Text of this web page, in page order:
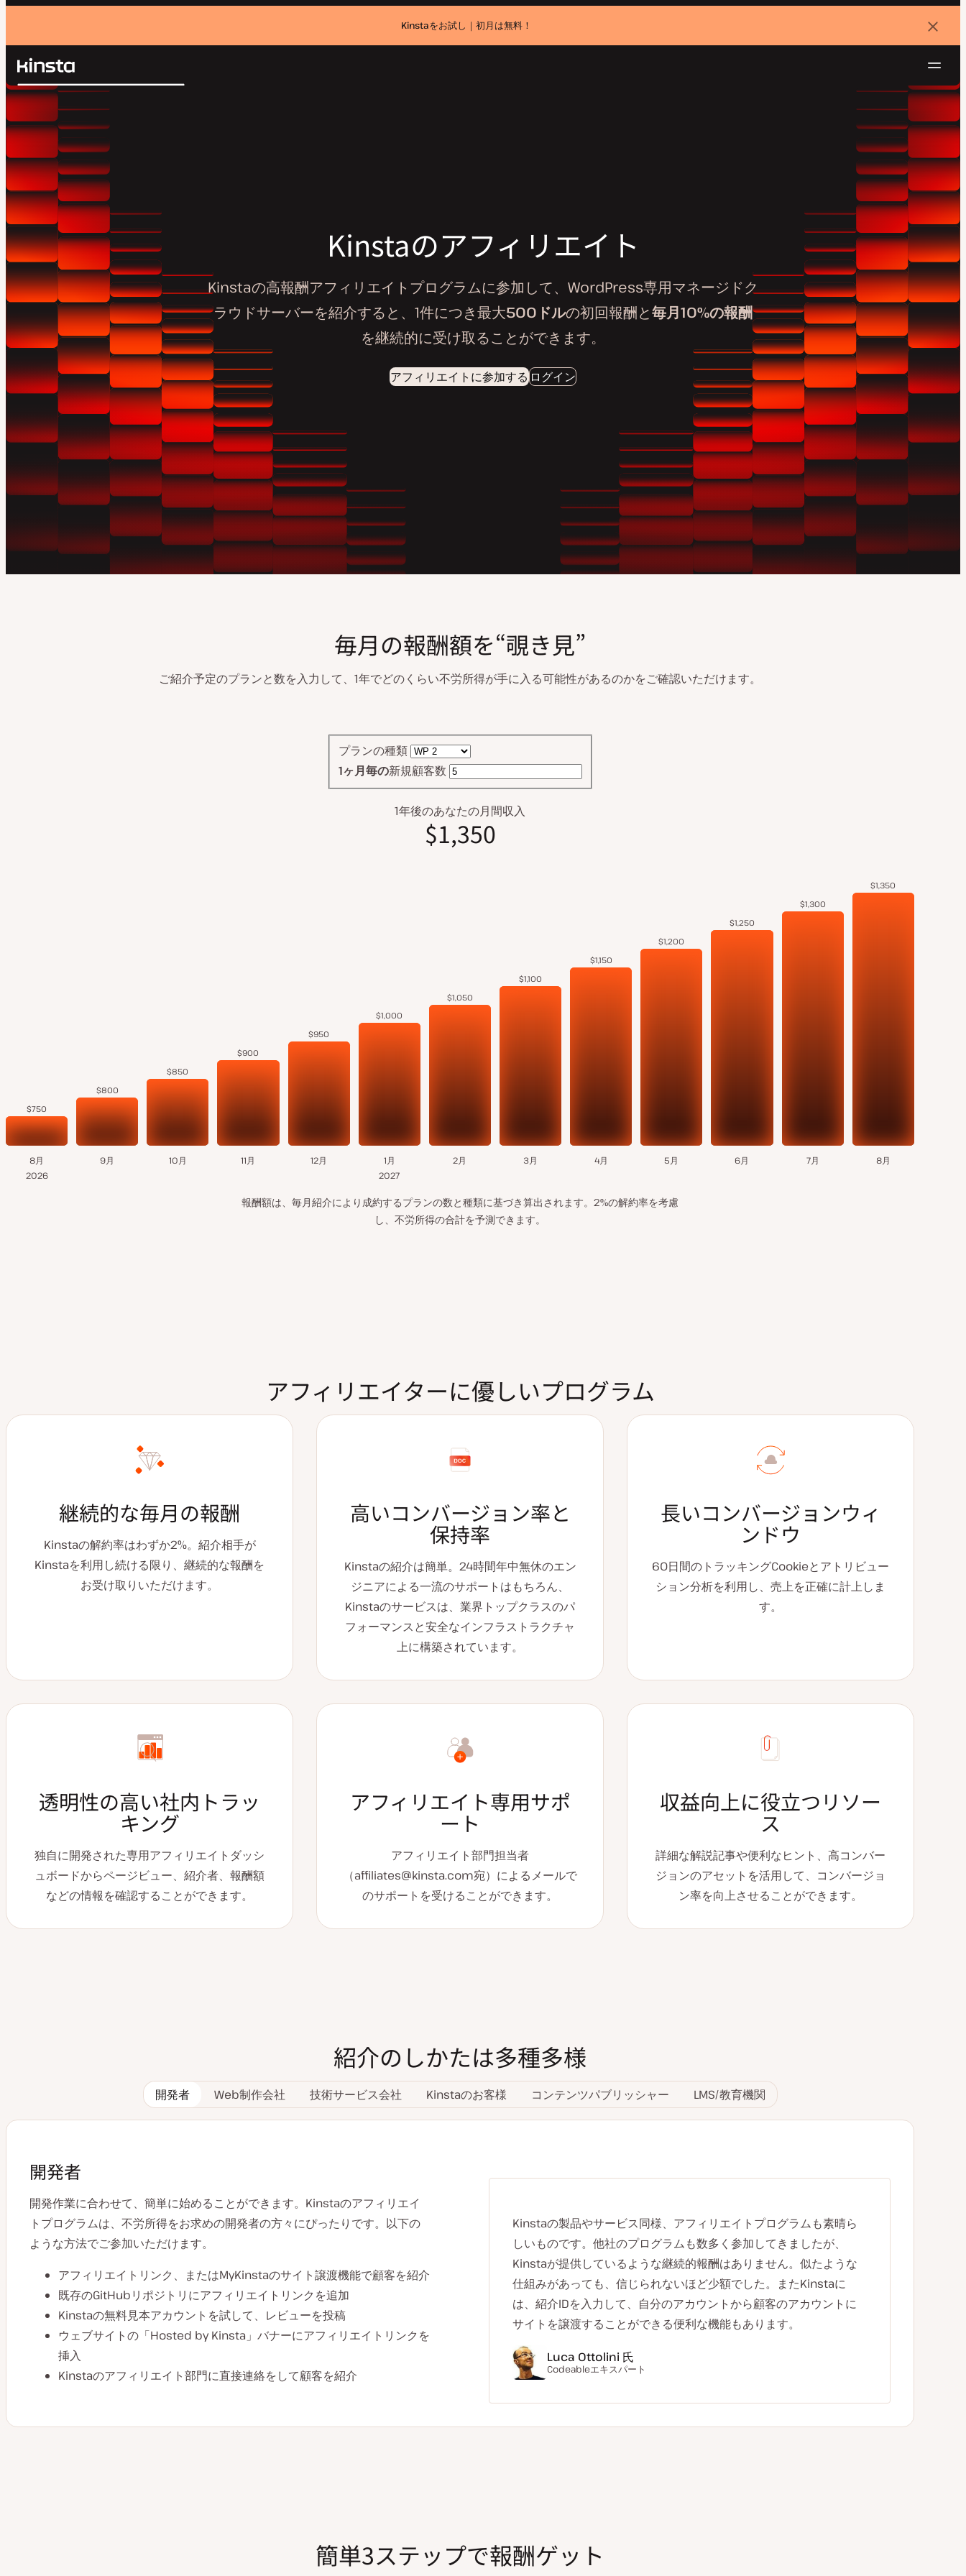
Kinstaをお試し｜初月は無料！
バ
ナ
を
じ
る
Kinsta®
ビ
ー
シ
ョ
ン
プラットフォーム
ソリューション
価格設定
リソース
お問い合わせ
検
Kinstaのアフィリエイト
Kinstaの高報酬アフィリエイトプログラムに参加して、WordPress専用マネージドク
ラウドサーバーを紹介すると、1件につき最大500ドルの初回報酬と毎月10%の報酬
を継続的に受け取ることができます。
アフィリエイトに参加するログイン
毎月の報酬額を“覗き見”
ご紹介予定のプランと数を入力して、1年でどのくらい不労所得が手に入る可能性があるのかをご確認いただけます。
プランの種類
1ヶ月毎の新規顧客数
1年後のあなたの月間収入
$1,350
$750
8月
2026
$800
9月
$850
10月
$900
11月
$950
12月
$1,000
1月
2027
$1,050
2月
$1,100
3月
$1,150
4月
$1,200
5月
$1,250
6月
$1,300
7月
$1,350
8月
報酬額は、毎月紹介により成約するプランの数と種類に基づき算出されます。2%の解約率を考慮
し、不労所得の合計を予測できます。
アフィリエイターに優しいプログラム
継続的な毎月の報酬
Kinstaの解約率はわずか2%。紹介相手が
Kinstaを利用し続ける限り、継続的な報酬を
お受け取りいただけます。
高いコンバージョン率と
保持率
Kinstaの紹介は簡単。24時間年中無休のエン
ジニアによる一流のサポートはもちろん、
Kinstaのサービスは、業界トップクラスのパ
フォーマンスと安全なインフラストラクチャ
上に構築されています。
長いコンバージョンウィ
ンドウ
60日間のトラッキングCookieとアトリビュー
ション分析を利用し、売上を正確に計上しま
す。
透明性の高い社内トラッ
キング
独自に開発された専用アフィリエイトダッシ
ュボードからページビュー、紹介者、報酬額
などの情報を確認することができます。
アフィリエイト専用サポ
ート
アフィリエイト部門担当者
（affiliates@kinsta.com宛）によるメールで
のサポートを受けることができます。
収益向上に役立つリソー
ス
詳細な解説記事や便利なヒント、高コンバー
ジョンのアセットを活用して、コンバージョ
ン率を向上させることができます。
紹介のしかたは多種多様
開発者 Web制作会社 技術サービス会社 Kinstaのお客様 コンテンツパブリッシャー LMS/教育機関
Kinstaの製品やサービス同様、アフィリエイトプログラムも素晴ら
しいものです。他社のプログラムも数多く参加してきましたが、
Kinstaが提供しているような継続的報酬はありません。似たような
仕組みがあっても、信じられないほど少額でした。またKinstaに
は、紹介IDを入力して、自分のアカウントから顧客のアカウントに
サイトを譲渡することができる便利な機能もあります。
Luca Ottolini 氏
Codeableエキスパート
開発者
開発作業に合わせて、簡単に始めることができます。Kinstaのアフィリエイ
トプログラムは、不労所得をお求めの開発者の方々にぴったりです。以下の
ような方法でご参加いただけます。
アフィリエイトリンク、またはMyKinstaのサイト譲渡機能で顧客を紹介
既存のGitHubリポジトリにアフィリエイトリンクを追加
Kinstaの無料見本アカウントを試して、レビューを投稿
ウェブサイトの「Hosted by Kinsta」バナーにアフィリエイトリンクを
挿入
Kinstaのアフィリエイト部門に直接連絡をして顧客を紹介
簡単3ステップで報酬ゲット